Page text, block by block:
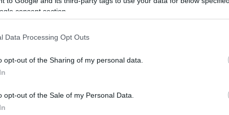
consent section.
Data Processing Opt Outs
opt-out of the Sharing of my personal data.
opt-out of the Sale of my Personal Data.
χρήματα, μέχρι να εκπληρώσουν
τους. Τα Στενά του Ορμούζ θα παραμείνουν
υπάρχει χρηματοδότηση τρομοκρατικών
Πρόκειται για μια συμφωνία που
εκπλήρωση των υποχρεώσεων».
και το Ιράν βρίσκονται πολύ κοντά